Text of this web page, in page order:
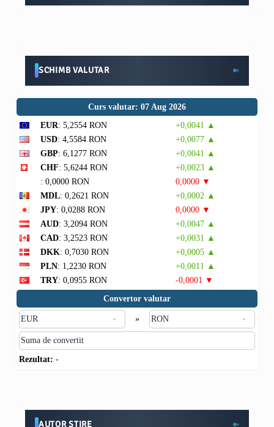
SCHIMB VALUTAR
Curs valutar: 07 Aug 2026
EUR: 5,2554 RON
+0,0041 ▲
USD: 4,5584 RON
+0,0077 ▲
GBP: 6,1277 RON
+0,0041 ▲
CHF: 5,6244 RON
+0,0023 ▲
: 0,0000 RON
0,0000 ▼
MDL: 0,2621 RON
+0,0002 ▲
JPY: 0,0288 RON
0,0000 ▼
AUD: 3,2094 RON
+0,0047 ▲
CAD: 3,2523 RON
+0,0031 ▲
DKK: 0,7030 RON
+0,0005 ▲
PLN: 1,2230 RON
+0,0011 ▲
TRY: 0,0955 RON
-0,0001 ▼
Convertor valutar
»
Rezultat: -
AUTOR ȘTIRE